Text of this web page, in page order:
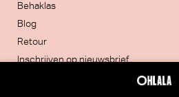
Behaklas
Blog
Retour
Inschrijven op nieuwsbrief